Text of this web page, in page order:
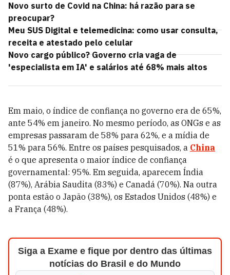
Novo surto de Covid na China: há razão para se
preocupar?
Meu SUS Digital e telemedicina: como usar consulta,
receita e atestado pelo celular
Novo cargo público? Governo cria vaga de
'especialista em IA' e salários até 68% mais altos
Em maio, o índice de confiança no governo era de 65%,
ante 54% em janeiro. No mesmo período, as ONGs e as
empresas passaram de 58% para 62%, e a mídia de
51% para 56%. Entre os países pesquisados, a China
é o que apresenta o maior índice de confiança
governamental: 95%. Em seguida, aparecem Índia
(87%), Arábia Saudita (83%) e Canadá (70%). Na outra
ponta estão o Japão (38%), os Estados Unidos (48%) e
a França (48%).
Siga a Exame e fique por dentro das últimas
notícias do Brasil e do Mundo